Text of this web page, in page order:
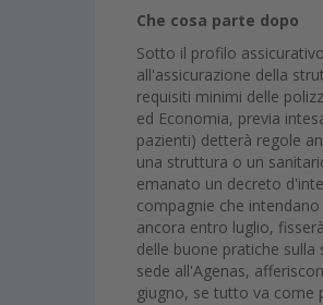
Che cosa parte dopo
Sotto il profilo
all'assicurazione della
requisiti minimi delle
ed Economia, previa
pazienti) detterà regole
una struttura o un
emanato un decreto
compagnie che
ancora entro luglio,
delle buone pratiche
sede all'Agenas,
giugno, se tutto va come